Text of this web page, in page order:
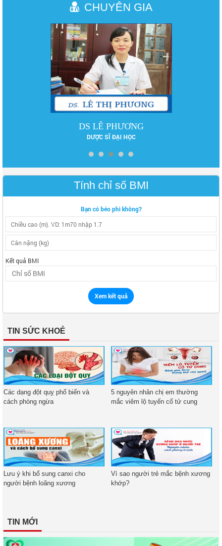
CHUYÊN GIA
DS LÊ PHƯƠNG
DƯỢC SĨ ĐẠI HỌC
Tính chỉ số BMI
Bạn có béo phì không?
Kết quả BMI
Xem kết quả
TIN SỨC KHOẺ
Các dạng đột quỵ phổ biến và
cách phòng ngừa
5 nguyên nhân chị em thường
mắc viêm lộ tuyến cổ tử cung
Lưu ý khi bổ sung canxi cho
người bệnh loãng xương
Vì sao người trẻ mắc bệnh xương
khớp?
TIN MỚI